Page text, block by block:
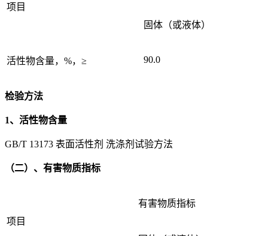
项目
固体（或液体）
活性物含量，%，≥ 90.0
检验方法
1、活性物含量
GB/T 13173 表面活性剂 洗涤剂试验方法
（二）、有害物质指标
项目
有害物质指标